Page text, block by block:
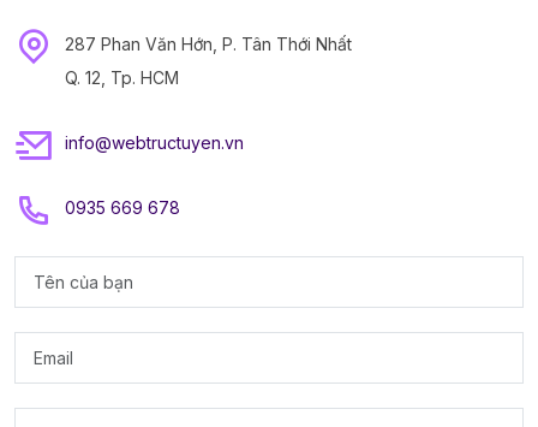
287 Phan Văn Hớn, P. Tân Thới Nhất
Q. 12, Tp. HCM
info@webtructuyen.vn
0935 669 678